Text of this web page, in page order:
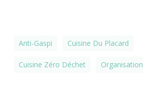
Anti-Gaspi Cuisine Du Placard
Cuisine Zéro Déchet Organisation